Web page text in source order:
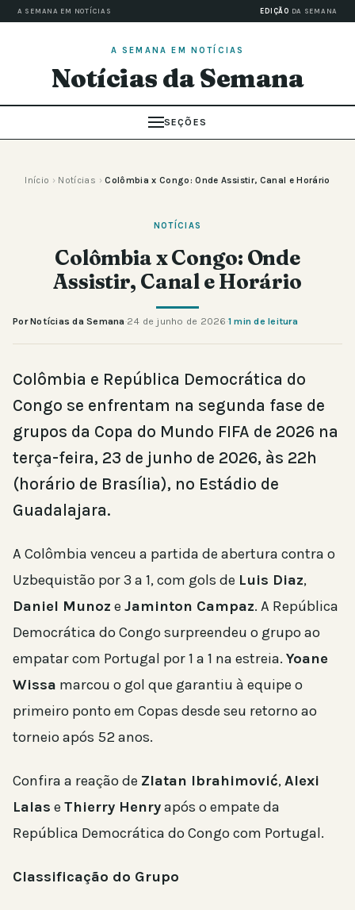
A SEMANA EM NOTÍCIAS EDIÇÃO DA SEMANA
A SEMANA EM NOTÍCIAS
Notícias da Semana
SEÇÕES
Início › Notícias › Colômbia x Congo: Onde Assistir, Canal e Horário
NOTÍCIAS
Colômbia x Congo: Onde
Assistir, Canal e Horário
Por Notícias da Semana·24 de junho de 2026·1 min de leitura
Colômbia e República Democrática do
Congo se enfrentam na segunda fase de
grupos da Copa do Mundo FIFA de 2026 na
terça-feira, 23 de junho de 2026, às 22h
(horário de Brasília), no Estádio de
Guadalajara.
A Colômbia venceu a partida de abertura contra o
Uzbequistão por 3 a 1, com gols de Luis Diaz,
Daniel Munoz e Jaminton Campaz. A República
Democrática do Congo surpreendeu o grupo ao
empatar com Portugal por 1 a 1 na estreia. Yoane
Wissa marcou o gol que garantiu à equipe o
primeiro ponto em Copas desde seu retorno ao
torneio após 52 anos.
Confira a reação de Zlatan Ibrahimović,Alexi
Lalas e Thierry Henryapós o empate da
República Democrática do Congo com Portugal.
Classificação do Grupo